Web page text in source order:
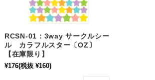
RCSN-01：3way サークルシー
ル カラフルスター〔OZ〕
【在庫限り】
¥176(税抜 ¥160)